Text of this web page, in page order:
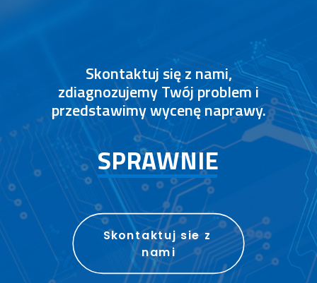
Skontaktuj się z nami,
zdiagnozujemy Twój problem i
przedstawimy wycenę naprawy.
PROFESJONAL
Skontaktuj sie z
nami